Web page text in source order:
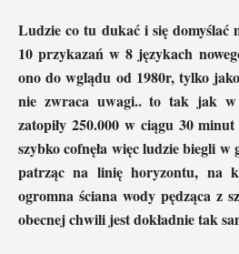
Ludzie co tu dukać i się domyślać
10 przykazań w 8 językach
ono do wglądu od 1980r, tylko
nie zwraca uwagi.. to tak jak w
zatopiły 250.000 w ciągu 30
szybko cofnęła więc ludzie biegli w
patrząc na linię horyzontu, na
ogromna ściana wody pędząca z
obecnej chwili jest dokładnie tak